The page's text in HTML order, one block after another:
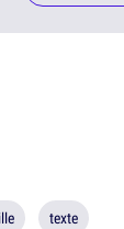
texte